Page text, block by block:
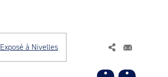
Exposé à Nivelles